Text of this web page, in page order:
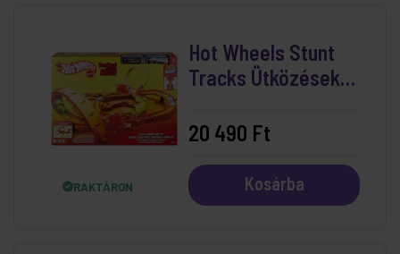
RAKTÁRON
Hot Wheels Stunt
Tracks Ütközések
20 490 Ft
Kosárba